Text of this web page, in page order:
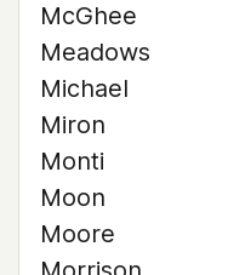
McGhee
Meadows
Michael
Miron
Monti
Moon
Moore